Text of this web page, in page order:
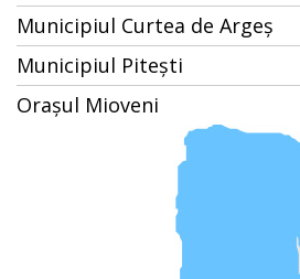
Municipiul Curtea de Argeș
Municipiul Pitești
Orașul Mioveni